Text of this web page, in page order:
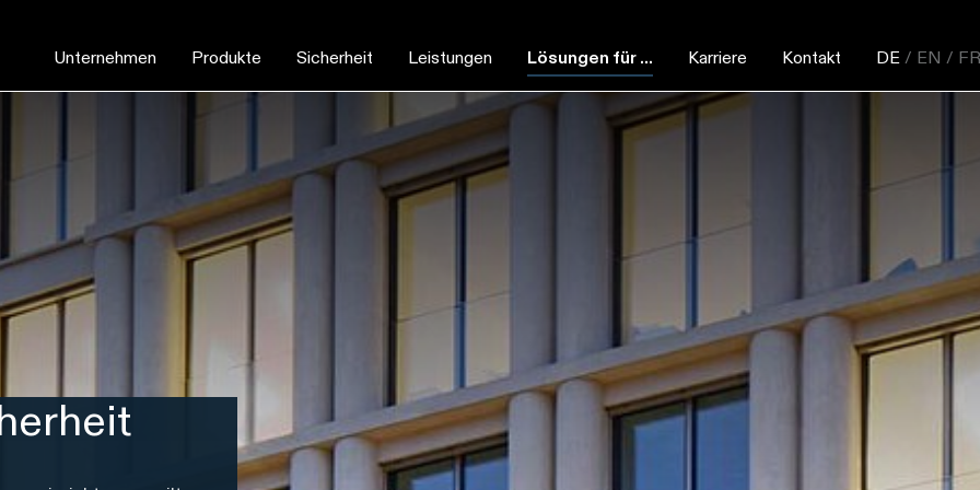
Unternehmen Produkte Sicherheit Leistungen Lösungen für ... Karriere Kontakt DE / EN / FR